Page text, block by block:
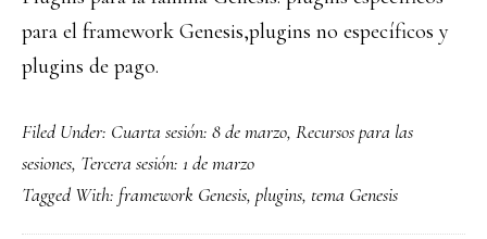
para el framework Genesis,plugins no específicos y
plugins de pago.
Filed Under: Cuarta sesión: 8 de marzo, Recursos para las
sesiones, Tercera sesión: 1 de marzo
Tagged With: framework Genesis, plugins, tema Genesis